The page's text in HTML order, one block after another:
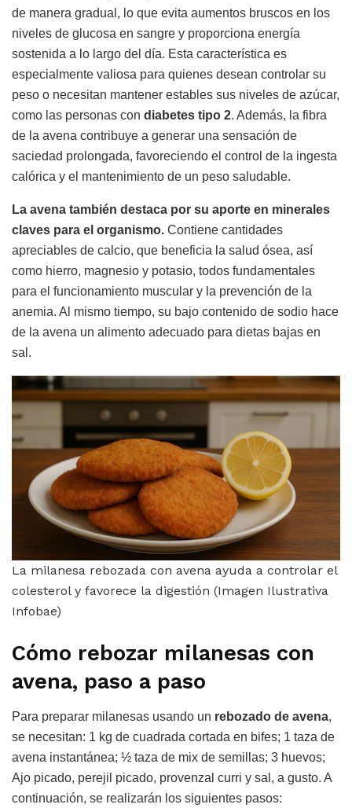
de manera gradual, lo que evita aumentos bruscos en los
niveles de glucosa en sangre y proporciona energía
sostenida a lo largo del día. Esta característica es
especialmente valiosa para quienes desean controlar su
peso o necesitan mantener estables sus niveles de azúcar,
como las personas con diabetes tipo 2. Además, la fibra
de la avena contribuye a generar una sensación de
saciedad prolongada, favoreciendo el control de la ingesta
calórica y el mantenimiento de un peso saludable.
La avena también destaca por su aporte en minerales
claves para el organismo. Contiene cantidades
apreciables de calcio, que beneficia la salud ósea, así
como hierro, magnesio y potasio, todos fundamentales
para el funcionamiento muscular y la prevención de la
anemia. Al mismo tiempo, su bajo contenido de sodio hace
de la avena un alimento adecuado para dietas bajas en
sal.
La milanesa rebozada con avena ayuda a controlar el
colesterol y favorece la digestión (Imagen Ilustrativa
Infobae)
Cómo rebozar milanesas con
avena, paso a paso
Para preparar milanesas usando un rebozado de avena,
se necesitan: 1 kg de cuadrada cortada en bifes; 1 taza de
avena instantánea; ½ taza de mix de semillas; 3 huevos;
Ajo picado, perejil picado, provenzal curri y sal, a gusto. A
continuación, se realizarán los siguientes pasos: